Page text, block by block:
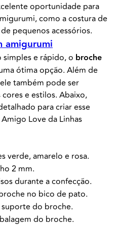
oportunidade para
como a costura de
pequenos acessórios.
amigurumi
simples e rápido, o broche
ótima opção. Além de
também pode ser
e estilos. Abaixo,
para criar esse
Love da Linhas
verde, amarelo e rosa.
2 mm.
durante a confecção.
no bico de pato.
suporte do broche.
do broche.